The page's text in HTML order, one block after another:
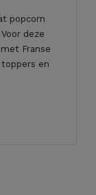
popcorn
deze
Franse
en